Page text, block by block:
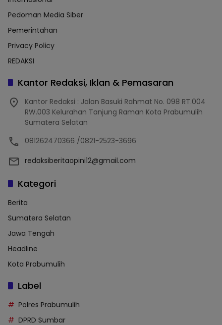
Pedoman Media Siber
Pemerintahan
Privacy Policy
REDAKSI
Kantor Redaksi, Iklan & Pemasaran
Kantor Redaksi : Jalan Basuki Rahmat No. 098 RT.004
RW.003 Kelurahan Tanjung Raman Kota Prabumulih
Sumatera Selatan
081262470366 /0821-2523-3696
redaksiberitaopini12@gmail.com
Kategori
Berita
Sumatera Selatan
Jawa Tengah
Headline
Kota Prabumulih
Label
Polres Prabumulih
DPRD Sumbar